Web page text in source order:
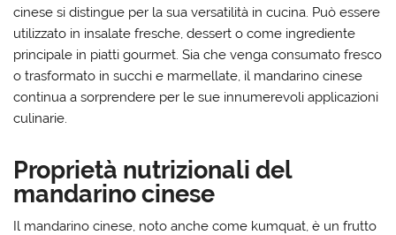
cinese si distingue per la sua versatilità in cucina. Può essere
utilizzato in insalate fresche, dessert o come ingrediente
principale in piatti gourmet. Sia che venga consumato fresco
o trasformato in succhi e marmellate, il mandarino cinese
continua a sorprendere per le sue innumerevoli applicazioni
culinarie.
Proprietà nutrizionali del
mandarino cinese
Il mandarino cinese, noto anche come kumquat, è un frutto